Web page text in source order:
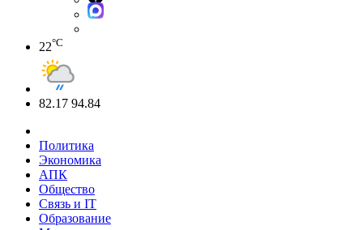
22°C
82.17 94.84
Политика
Экономика
АПК
Общество
Связь и IT
Образование